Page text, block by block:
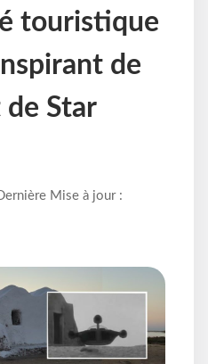
touristique
de
de Star
Mise à jour :